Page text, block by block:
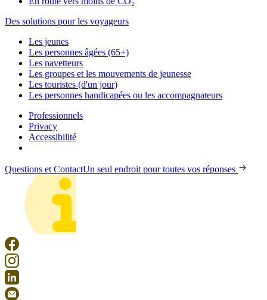
Des solutions pour les voyageurs
Les jeunes
Les personnes âgées (65+)
Les navetteurs
Les groupes et les mouvements de jeunesse
Les touristes (d'un jour)
Les personnes handicapées ou les accompagnateurs
Professionnels
Privacy
Accessibilité
Questions et ContactUn seul endroit pour toutes vos réponses